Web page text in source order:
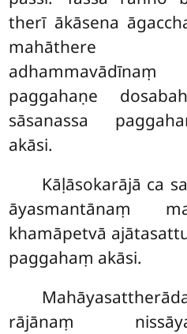
therī ākāsena
mahāthere
paggahaṇe
sāsanassa
akāsi.
Kāḷāsokarājā ca
āyasmantānaṃ
khamāpetvā
paggahaṃ akāsi.
rājānaṃ